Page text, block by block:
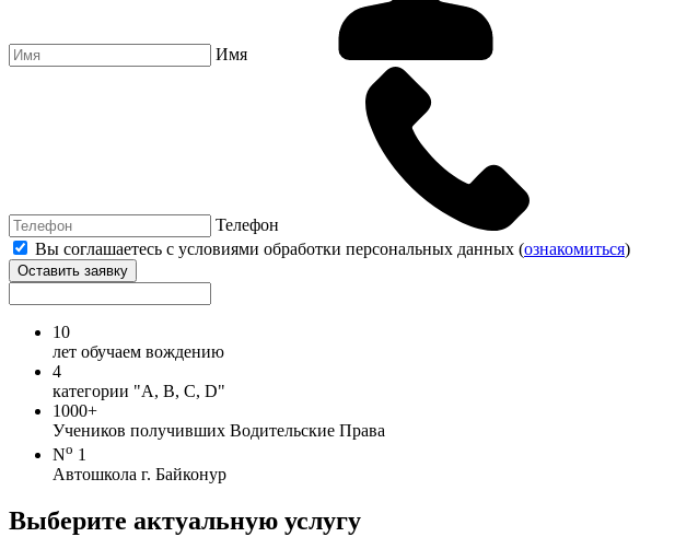
Имя
Телефон
Вы соглашаетесь с условиями обработки персональных данных (ознакомиться)
Оставить заявку
10
лет обучаем вождению
4
категории "А, В, С, D"
1000+
Учеников получивших Водительские Права
No 1
Автошкола г. Байконур
Выберите актуальную услугу